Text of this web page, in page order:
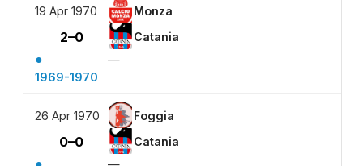
19 Apr 1970 Monza
2–0 Catania
●
—
1969-1970
26 Apr 1970 Foggia
0–0 Catania